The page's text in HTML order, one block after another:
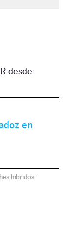
desde
en
híbridos·